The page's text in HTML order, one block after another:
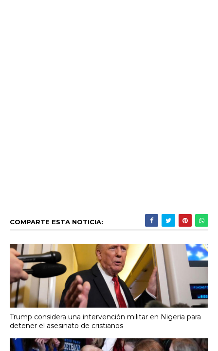
COMPARTE ESTA NOTICIA:
Trump considera una intervención militar en Nigeria para
detener el asesinato de cristianos